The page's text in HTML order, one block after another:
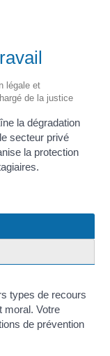
légale et
de la justice
la dégradation
secteur privé
la protection
types de recours
moral. Votre
de prévention